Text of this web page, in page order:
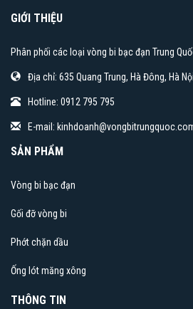
GIỚI THIỆU
Phân phối các loại vòng bi bạc đạn Trung
Địa chỉ: 635 Quang Trung, Hà Đông, Hà Nội
Hotline: 0912 795 795
E-mail:
SẢN PHẨM
Vòng bi bạc đạn
Gối đỡ vòng bi
Phớt chặn dầu
Ống lót măng xông
THÔNG TIN